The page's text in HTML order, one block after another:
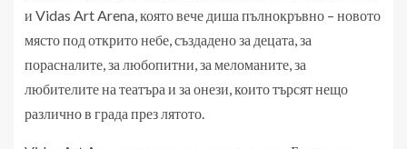
и Vidas Art Arena, която вече диша пълнокръвно – новото
място под открито небе, създадено за децата, за
порасналите, за любопитни, за меломаните, за
любителите на театъра и за онези, които търсят нещо
различно в града през лятото.